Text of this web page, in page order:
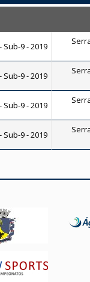
9 - 2019
9 - 2019
9 - 2019
9 - 2019